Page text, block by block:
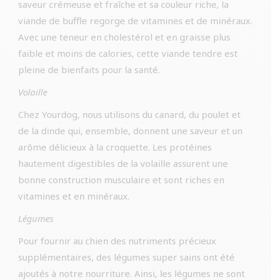
saveur crémeuse et fraîche et sa couleur riche, la
viande de buffle regorge de vitamines et de minéraux.
Avec une teneur en cholestérol et en graisse plus
faible et moins de calories, cette viande tendre est
pleine de bienfaits pour la santé.
Volaille
Chez Yourdog, nous utilisons du canard, du poulet et
de la dinde qui, ensemble, donnent une saveur et un
arôme délicieux à la croquette. Les protéines
hautement digestibles de la volaille assurent une
bonne construction musculaire et sont riches en
vitamines et en minéraux.
Légumes
Pour fournir au chien des nutriments précieux
supplémentaires, des légumes super sains ont été
ajoutés à notre nourriture. Ainsi, les légumes ne sont